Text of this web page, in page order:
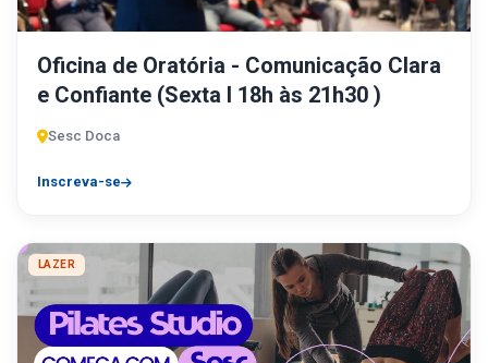
Oficina de Oratória - Comunicação Clara
e Confiante (Sexta I 18h às 21h30 )
Sesc Doca
Inscreva-se
LAZER